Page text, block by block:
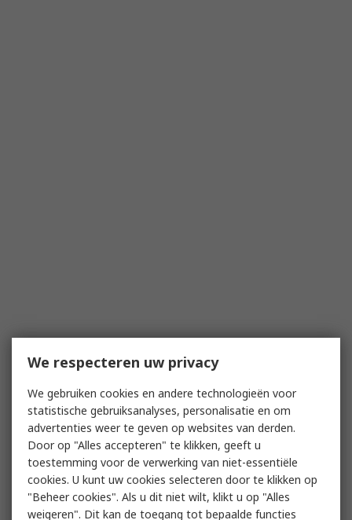
We respecteren uw privacy
We gebruiken cookies en andere technologieën voor
statistische gebruiksanalyses, personalisatie en om
advertenties weer te geven op websites van derden.
Door op "Alles accepteren" te klikken, geeft u
toestemming voor de verwerking van niet-essentiële
cookies. U kunt uw cookies selecteren door te klikken op
"Beheer cookies". Als u dit niet wilt, klikt u op "Alles
weigeren". Dit kan de toegang tot bepaalde functies